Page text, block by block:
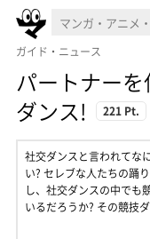
ガイド・ニュース
パートナー
ダンス!
221 Pt.
社交ダンスと言われてな
い? セレブな人たちの踊
し、社交ダンスの中でも
いるだろうか? その競技